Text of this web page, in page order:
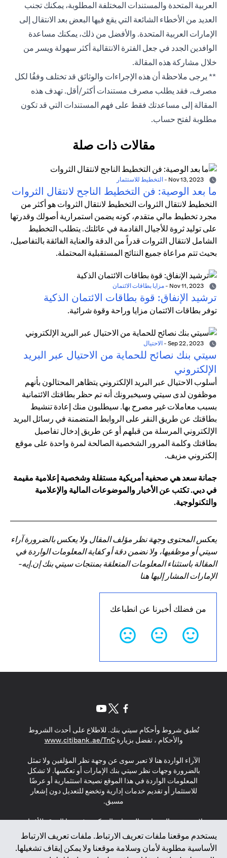
العربية المتحدة والمستندات المختلفة المطلوبة، يمكنك تجنب
العديد من الأخطاء الشائعة التي يقع فيها البعض بعد الانتقال إلى
الإمارات العربية المتحدة. والأفضل من ذلك، يمكنك مساعدة
الوافدين الجدد في جعل الفترة الانتقالية أكثر سهولة ويسر من
خلال مشاركة هذه المقالة.
** يرجى ملاحظة أن هذه الإجراءات والوثائق قد تختلف وفقُا لكل
مصرف، فقد يطلب مصرف مستندات أكثر/أقل. تهدف هذه
المقالة إلى مساعدتك فقط على فهم المستندات التي قد تكون
مطلوبة لفتح حساب.
مقالات ذات صلة
- التخطيط للاستثمار
ما بعد الوصية: فن التخطيط الناجح لانتقال الثروات
التخطيط لانتقال الثروات التخطيط لانتقال الثروات هو أكثر من
مجرد تخطيط مالي متقدم، كونه يضمن استمرارية أصولك وقدرتها
على توليد ثروة للأجيال القادمة في عائلتك. يتطلب التخطيط
الشامل لانتقال الثروات قدراً من الدقة والعناية الفائقة بالتفاصيل،
بحيث تتم مراعاة جميع النتائج المستقبلية المحتملة.
- مزايا بطاقات الائتمان
ترشيد الإنفاق: قوة بطاقات الائتمان الذكية
توفر بطاقات الائتمان مزايا وراحة وقوة شرائية.
- الاحتيال
سيتي بنك نصائح للحماية من الاحتيال عبر البريد
الإلكتروني
أسلوب الاحتيال عبر البريد الإلكتروني يتظاهر المحتالون بأنهم
موظفون لدى سيتي وسيخبرونك أنه تم حظر بطاقتك الائتمانية
بسبب معاملات غير مصرح بها. سيطلبون منك إعادة تنشيط
بطاقتك عن طريق النقر على الروابط المتضمنة في رسائل البريد
الإلكتروني المرسلة من قبلهم أو عن طريق إدخال تفاصيل
بطاقتك وكلمة المرور الشخصية الصالحة لمرة واحدة على موقع
إلكتروني مزيف.
جمانة سعد هي صحفية أمريكية مستقلة وشخصية إعلامية مقيمة
في دبي. تكتب عن الأخبار والموضوعات المالية والإعلامية
والتكنولوجية.
يعكس المحتوى وجهة نظر مؤلف المقال ولا يعكس بالضرورة آراء
سيتي أو موظفيها، ولا نضمن دقة أو كفاية المعلومات الواردة في
المقالة باستثناء المعلومات المتعلقة بمنتجات سيتي بنك إن.إيه-
الإمارات المشار إليها هنا
من فضلك أخبرنا عن انطباعك
يستخدم موقعنا ملفات تعريف الارتباط. ملفات تعريف الارتباط
الأساسية مطلوبة لأمان وسلامة موقعنا ولا يمكن إيقاف تشغيلها.
تُطبق شروط وأحكام سيتي بنك. للاطلاع على أحدث الشروط
والأحكام ، تفضل بزيارةwww.citibank.ae/TnC
(opens in a new tab)
الآراء الواردة هنا لا تعبر سوى عن وجهة نظر المؤلفين ولا تمثل
بالضرورة وجهات نظر سيتي بنك الإمارات أو تعكسها. لا تشكل
المعلومات الواردة في هذا الموقع نصيحة استثمارية أو عرضًا
للاستثمار أو تقديم خدمات إدارية وتخضع للتعديل دون إشعار
مسبق.
لا يتم تقديم المنتجات والخدمات المذكورة في هذا الموقع للأفراد
المقيمين في الاتحاد الأوروبي أو المنطقة الاقتصادية الأوروبية أو
سويسرا أو غيرنسي أو جيرسي أو موناكو أو سان مارينو أو
الفاتيكان أو جزيرة مان أو المملكة المتحدة أو خصوصية البيانات